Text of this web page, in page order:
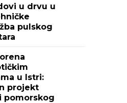
u drvu u
pulskog
u Istri:
projekt
pomorskog